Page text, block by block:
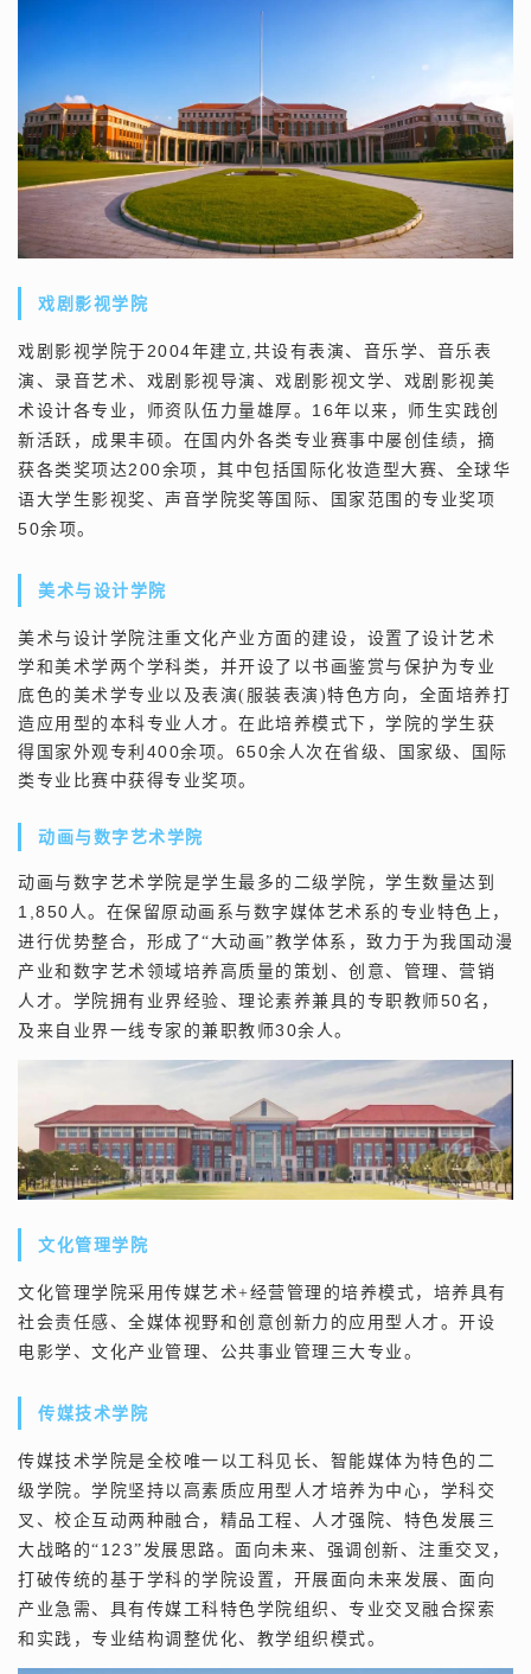
戏剧影视学院
戏剧影视学院于2004年建立,共设有表演、音乐学、音乐表
演、录音艺术、戏剧影视导演、戏剧影视文学、戏剧影视美
术设计各专业，师资队伍力量雄厚。 16年以来，师生实践创
新活跃，成果丰硕。 在国内外各类专业赛事中屡创佳绩，摘
获各类奖项达200余项，其中包括国际化妆造型大赛、全球华
语大学生影视奖、声音学院奖等国际、国家范围的专业奖项
50余项。
美术与设计学院
美术与设计学院注重文化产业方面的建设，设置了设计艺术
学和美术学两个学科类，并开设了以书画鉴赏与保护为专业
底色的美术学专业以及表演(服装表演)特色方向，全面培养打
造应用型的本科专业人才。在此培养模式下，学院的学生获
得国家外观专利 400余项。 650余人次在省级、国家级、国际
类专业比赛中获得专业奖项。
动画与数字艺术学院
动画与数字艺术学院是学生最多的二级学院，学生数量达到
1,850 人。在保留原动画系与数字媒体艺术系的专业特色上，
进行优势整合，形成了“大动画”教学体系，致力于为我国动漫
产业和数字艺术领域培养高质量的策划、创意、管理、营销
人才。学院拥有业界经验、理论素养兼具的专职教师 50 名，
及来自业界一线专家的兼职教师30余人。
文化管理学院
文化管理学院采用传媒艺术+经营管理的培养模式，培养具有
社会责任感、全媒体视野和创意创新力的应用型人才。 开设
电影学、文化产业管理、公共事业管理三大专业。
传媒技术学院
传媒技术学院是全校唯一以工科见长、智能媒体为特色的二
级学院。学院坚持以高素质应用型人才培养为中心，学科交
叉、校企互动两种融合，精品工程、人才强院、特色发展三
大战略的“ 123”发展思路。面向未来、强调创新、注重交叉，
打破传统的基于学科的学院设置，开展面向未来发展、面向
产业急需、具有传媒工科特色学院组织、专业交叉融合探索
和实践，专业结构调整优化、教学组织模式。